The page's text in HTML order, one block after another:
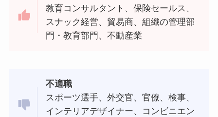
教育コンサルタント、保険セールス、
スナック経営、貿易商、組織の管理部
門・教育部門、不動産業
不適職
スポーツ選手、外交官、官僚、検事、
インテリアデザイナー、コンビニエン